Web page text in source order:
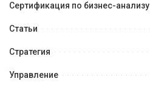
Сертификация по бизнес-анализу
Статьи
Стратегия
Управление